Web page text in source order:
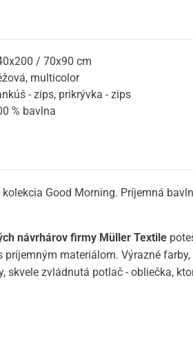
/ 70x90 cm
, multicolor
- zips, prikrývka - zips
% bavlna
Good Morning. Príjemná
návrhárov firmy Müller Textile
materiálom. Výrazné farby,
skvele zvládnutá potlač - obliečka,